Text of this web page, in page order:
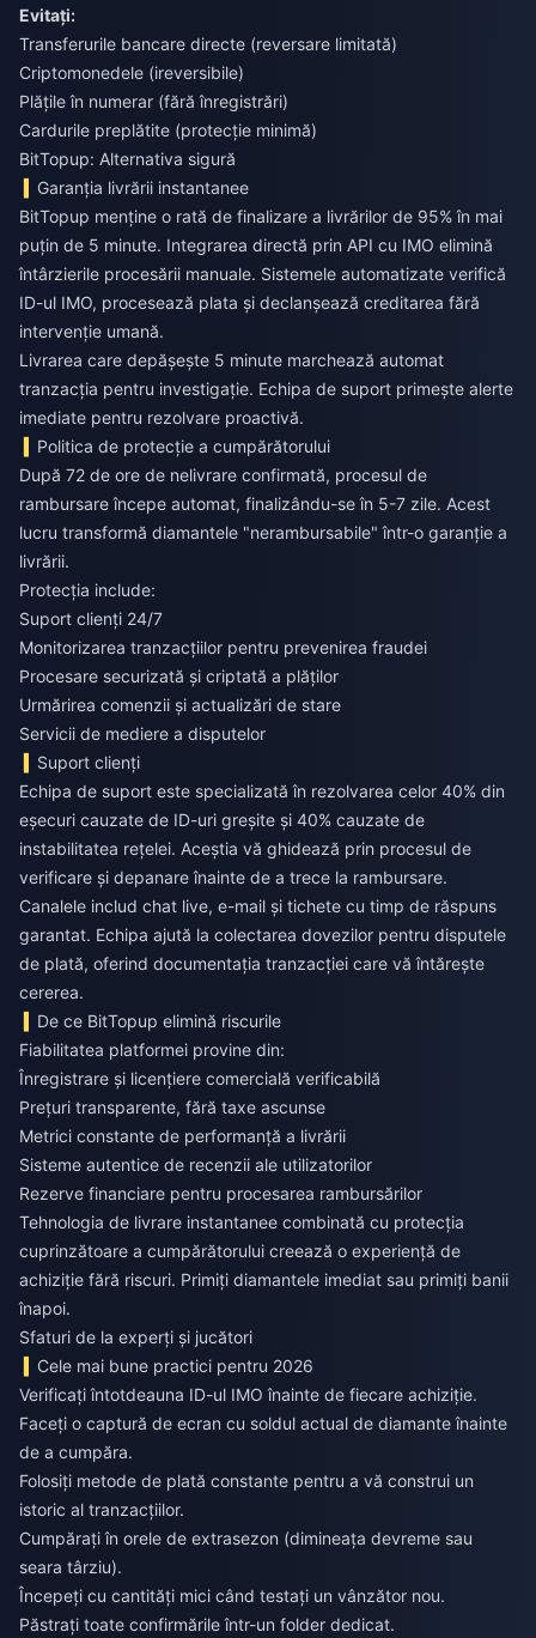
Evitați:
Transferurile bancare directe (reversare limitată)
Criptomonedele (ireversibile)
Plățile în numerar (fără înregistrări)
Cardurile preplătite (protecție minimă)
BitTopup: Alternativa sigură
Garanția livrării instantanee
BitTopup menține o rată de finalizare a livrărilor de 95% în mai
puțin de 5 minute. Integrarea directă prin API cu IMO elimină
întârzierile procesării manuale. Sistemele automatizate verifică
ID-ul IMO, procesează plata și declanșează creditarea fără
intervenție umană.
Livrarea care depășește 5 minute marchează automat
tranzacția pentru investigație. Echipa de suport primește alerte
imediate pentru rezolvare proactivă.
Politica de protecție a cumpărătorului
După 72 de ore de nelivrare confirmată, procesul de
rambursare începe automat, finalizându-se în 5-7 zile. Acest
lucru transformă diamantele "nerambursabile" într-o garanție a
livrării.
Protecția include:
Suport clienți 24/7
Monitorizarea tranzacțiilor pentru prevenirea fraudei
Procesare securizată și criptată a plăților
Urmărirea comenzii și actualizări de stare
Servicii de mediere a disputelor
Suport clienți
Echipa de suport este specializată în rezolvarea celor 40% din
eșecuri cauzate de ID-uri greșite și 40% cauzate de
instabilitatea rețelei. Aceștia vă ghidează prin procesul de
verificare și depanare înainte de a trece la rambursare.
Canalele includ chat live, e-mail și tichete cu timp de răspuns
garantat. Echipa ajută la colectarea dovezilor pentru disputele
de plată, oferind documentația tranzacției care vă întărește
cererea.
De ce BitTopup elimină riscurile
Fiabilitatea platformei provine din:
Înregistrare și licențiere comercială verificabilă
Prețuri transparente, fără taxe ascunse
Metrici constante de performanță a livrării
Sisteme autentice de recenzii ale utilizatorilor
Rezerve financiare pentru procesarea rambursărilor
Tehnologia de livrare instantanee combinată cu protecția
cuprinzătoare a cumpărătorului creează o experiență de
achiziție fără riscuri. Primiți diamantele imediat sau primiți banii
înapoi.
Sfaturi de la experți și jucători
Cele mai bune practici pentru 2026
Verificați întotdeauna ID-ul IMO înainte de fiecare achiziție.
Faceți o captură de ecran cu soldul actual de diamante înainte
de a cumpăra.
Folosiți metode de plată constante pentru a vă construi un
istoric al tranzacțiilor.
Cumpărați în orele de extrasezon (dimineața devreme sau
seara târziu).
Începeți cu cantități mici când testați un vânzător nou.
Păstrați toate confirmările într-un folder dedicat.